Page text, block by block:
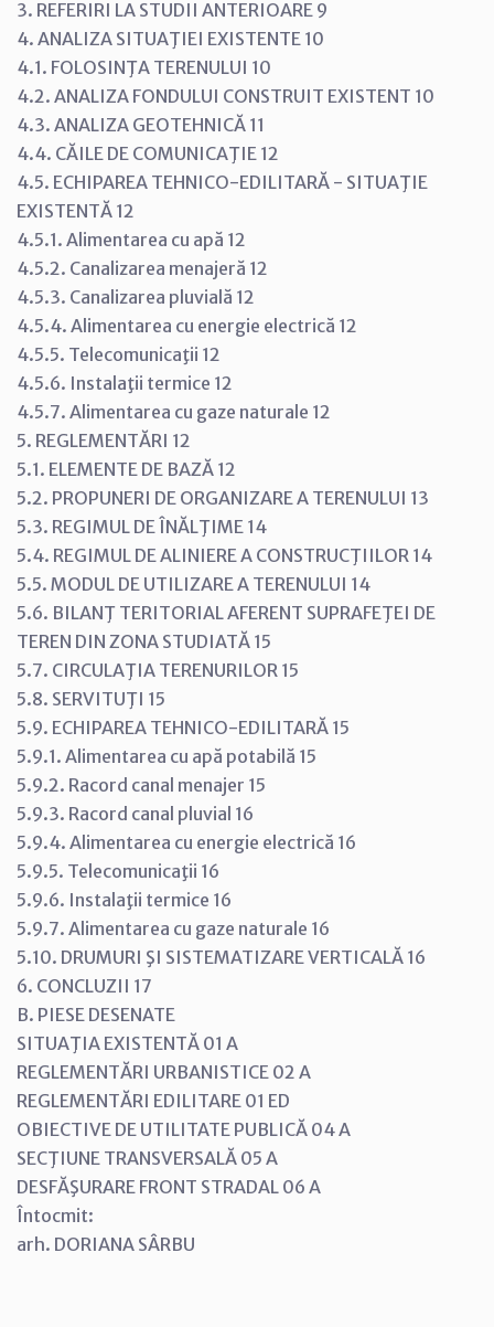
3. REFERIRI LA STUDII ANTERIOARE 9
4. ANALIZA SITUAŢIEI EXISTENTE 10
4.1. FOLOSINŢA TERENULUI 10
4.2. ANALIZA FONDULUI CONSTRUIT EXISTENT 10
4.3. ANALIZA GEOTEHNICĂ 11
4.4. CĂILE DE COMUNICAŢIE 12
4.5. ECHIPAREA TEHNICO-EDILITARĂ - SITUAŢIE
EXISTENTĂ 12
4.5.1. Alimentarea cu apă 12
4.5.2. Canalizarea menajeră 12
4.5.3. Canalizarea pluvială 12
4.5.4. Alimentarea cu energie electrică 12
4.5.5. Telecomunicaţii 12
4.5.6. Instalaţii termice 12
4.5.7. Alimentarea cu gaze naturale 12
5. REGLEMENTĂRI 12
5.1. ELEMENTE DE BAZĂ 12
5.2. PROPUNERI DE ORGANIZARE A TERENULUI 13
5.3. REGIMUL DE ÎNĂLŢIME 14
5.4. REGIMUL DE ALINIERE A CONSTRUCŢIILOR 14
5.5. MODUL DE UTILIZARE A TERENULUI 14
5.6. BILANŢ TERITORIAL AFERENT SUPRAFEŢEI DE
TEREN DIN ZONA STUDIATĂ 15
5.7. CIRCULAŢIA TERENURILOR 15
5.8. SERVITUŢI 15
5.9. ECHIPAREA TEHNICO-EDILITARĂ 15
5.9.1. Alimentarea cu apă potabilă 15
5.9.2. Racord canal menajer 15
5.9.3. Racord canal pluvial 16
5.9.4. Alimentarea cu energie electrică 16
5.9.5. Telecomunicaţii 16
5.9.6. Instalaţii termice 16
5.9.7. Alimentarea cu gaze naturale 16
5.10. DRUMURI ŞI SISTEMATIZARE VERTICALĂ 16
6. CONCLUZII 17
B. PIESE DESENATE
SITUAŢIA EXISTENTĂ 01 A
REGLEMENTĂRI URBANISTICE 02 A
REGLEMENTĂRI EDILITARE 01 ED
OBIECTIVE DE UTILITATE PUBLICĂ 04 A
SECŢIUNE TRANSVERSALĂ 05 A
DESFĂŞURARE FRONT STRADAL 06 A
Întocmit:
arh. DORIANA SÂRBU